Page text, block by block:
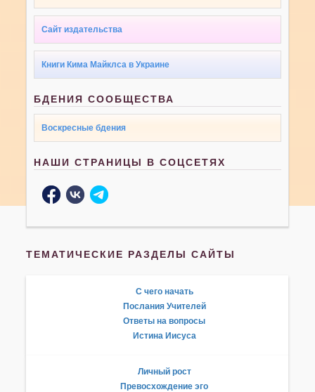
Сайт издательства
Книги Кима Майклса в Украине
БДЕНИЯ СООБЩЕСТВА
Воскресные бдения
НАШИ СТРАНИЦЫ В СОЦСЕТЯХ
ТЕМАТИЧЕСКИЕ РАЗДЕЛЫ САЙТЫ
С чего начать
Послания Учителей
Ответы на вопросы
Истина Иисуса
Личный рост
Превосхождение эго